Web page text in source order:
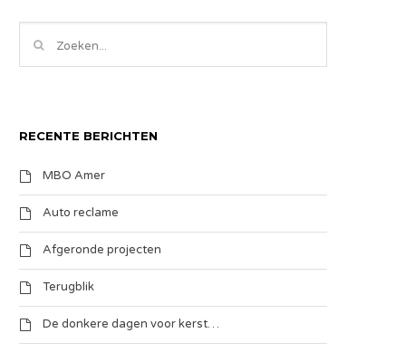
RECENTE BERICHTEN
MBO Amer
Auto reclame
Afgeronde projecten
Terugblik
De donkere dagen voor kerst…